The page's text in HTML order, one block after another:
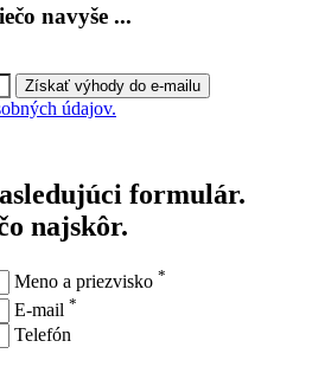
navyše ...
údajov.
formulár.
najskôr.
Meno a priezvisko *
E-mail *
Telefón